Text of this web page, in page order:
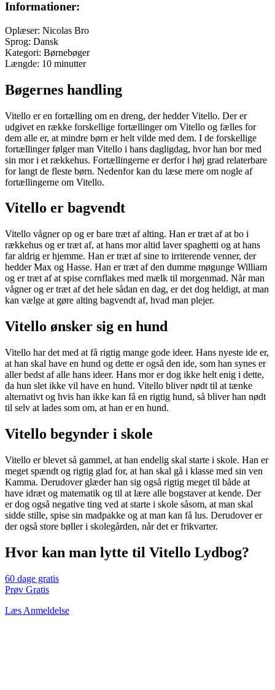
Informationer:
Oplæser: Nicolas Bro
Sprog: Dansk
Kategori: Børnebøger
Længde: 10 minutter
Bøgernes handling
Vitello er en fortælling om en dreng, der hedder Vitello. Der er
udgivet en række forskellige fortællinger om Vitello og fælles for
dem alle er, at mindre børn er helt vilde med dem. I de forskellige
fortællinger følger man Vitello i hans dagligdag, hvor han bor med
sin mor i et rækkehus. Fortællingerne er derfor i høj grad relaterbare
for langt de fleste børn. Nedenfor kan du læse mere om nogle af
fortællingerne om Vitello.
Vitello er bagvendt
Vitello vågner op og er bare træt af alting. Han er træt af at bo i
rækkehus og er træt af, at hans mor altid laver spaghetti og at hans
far aldrig er hjemme. Han er træt af sine to irriterende venner, der
hedder Max og Hasse. Han er træt af den dumme møgunge William
og er træt af at spise cornflakes med mælk til morgenmad. Når man
vågner og er træt af det hele sådan en dag, er det dog heldigt, at man
kan vælge at gøre alting bagvendt af, hvad man plejer.
Vitello ønsker sig en hund
Vitello har det med at få rigtig mange gode ideer. Hans nyeste ide er,
at han skal have en hund og dette er også den ide, som han synes er
aller bedst af alle hans ideer. Hans mor er dog ikke helt enig i dette,
da hun slet ikke vil have en hund. Vitello bliver nødt til at tænke
alternativt og hvis han ikke kan få en rigtig hund, så bliver han nødt
til selv at lades som om, at han er en hund.
Vitello begynder i skole
Vitello er blevet så gammel, at han endelig skal starte i skole. Han er
meget spændt og rigtig glad for, at han skal gå i klasse med sin ven
Kamma. Derudover glæder han sig også rigtig meget til både at
have idræt og matematik og til at lære alle bogstaver at kende. Der
er dog også negative ting ved at starte i skole såsom, at man skal
sidde stille, spise sin madpakke og at man kan få lus. Derudover er
der også store bøller i skolegården, når det er frikvarter.
Hvor kan man lytte til Vitello Lydbog?
60 dage gratis
Prøv Gratis
Læs Anmeldelse